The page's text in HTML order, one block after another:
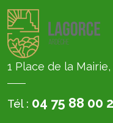
1 Place de la
Tél : 04 75 88 00